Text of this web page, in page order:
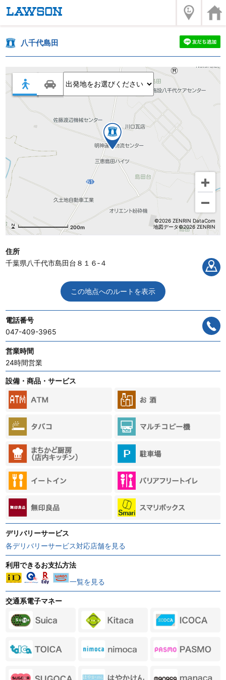
八千代島田
200m
©2026 ZENRIN DataCom
地図データ©2026 ZENRIN
住所
千葉県八千代市島田台８１６‐４
この地点へのルートを表示
電話番号
047-409-3965
営業時間
24時間営業
設備・商品・サービス
デリバリーサービス
各デリバリーサービス対応店舗を見る
利用できるお支払方法
一覧を見る
交通系電子マネー